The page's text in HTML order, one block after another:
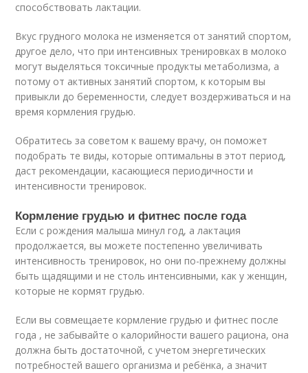
способствовать лактации.
Вкус грудного молока не изменяется от занятий спортом,
другое дело, что при интенсивных тренировках в молоко
могут выделяться токсичные продукты метаболизма, а
потому от активных занятий спортом, к которым вы
привыкли до беременности, следует воздерживаться и на
время кормления грудью.
Обратитесь за советом к вашему врачу, он поможет
подобрать те виды, которые оптимальны в этот период,
даст рекомендации, касающиеся периодичности и
интенсивности тренировок.
Кормление грудью и фитнес после года
Если с рождения малыша минул год, а лактация
продолжается, вы можете постепенно увеличивать
интенсивность тренировок, но они по-прежнему должны
быть щадящими и не столь интенсивными, как у женщин,
которые не кормят грудью.
Если вы совмещаете кормление грудью и фитнес после
года , не забывайте о калорийности вашего рациона, она
должна быть достаточной, с учетом энергетических
потребностей вашего организма и ребёнка, а значит